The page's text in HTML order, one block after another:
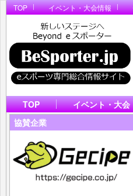
TOP イベント・大会情報
TOP イベント・大会
協賛企業